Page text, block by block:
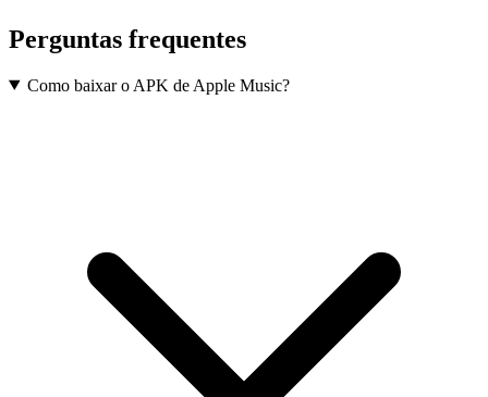
Perguntas frequentes
Como baixar o APK de Apple Music?